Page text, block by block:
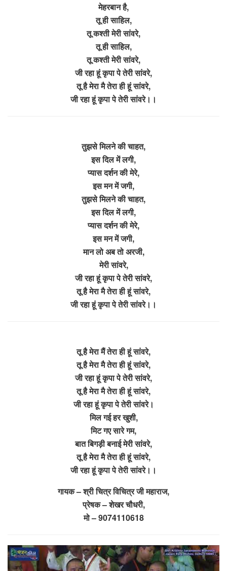
मेहरबान है,
तू ही साहिल,
तू कश्ती मेरी सांवरे,
तू ही साहिल,
तू कश्ती मेरी सांवरे,
जी रहा हूं कृपा पे तेरी सांवरे,
तू है मेरा मै तेरा ही हूं सांवरे,
जी रहा हूं कृपा पे तेरी सांवरे।।
तुझसे मिलने की चाहत,
इस दिल में लगी,
प्यास दर्शन की मेरे,
इस मन में जगी,
तुझसे मिलने की चाहत,
इस दिल में लगी,
प्यास दर्शन की मेरे,
इस मन में जगी,
मान लो अब तो अरजी,
मेरी सांवरे,
जी रहा हूं कृपा पे तेरी सांवरे,
तू है मेरा मै तेरा ही हूं सांवरे,
जी रहा हूं कृपा पे तेरी सांवरे।।
तू है मेरा मैं तेरा ही हूं सांवरे,
तू है मेरा मै तेरा ही हूं सांवरे,
जी रहा हूं कृपा पे तेरी सांवरे,
तू है मेरा मै तेरा ही हूं सांवरे,
जी रहा हूं कृपा पे तेरी सांवरे।
मिल गई हर खुशी,
मिट गए सारे गम,
बात बिगड़ी बनाई मेरी सांवरे,
तू है मेरा मै तेरा ही हूं सांवरे,
जी रहा हूं कृपा पे तेरी सांवरे।।
गायक – श्री चित्र विचित्र जी महाराज,
प्रेषक – शेखर चौधरी,
मो – 9074110618